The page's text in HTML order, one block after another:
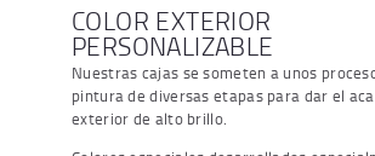
COLOR EXTERIOR
PERSONALIZABLE
Nuestras cajas se someten a unos
pintura de diversas etapas para dar el
exterior de alto brillo.